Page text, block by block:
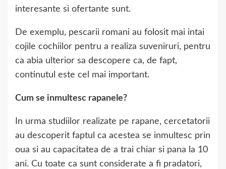
interesante si ofertante sunt.
De exemplu, pescarii romani au folosit mai intai
cojile cochiilor pentru a realiza suveniruri, pentru
ca abia ulterior sa descopere ca, de fapt,
continutul este cel mai important.
Cum se inmultesc rapanele?
In urma studiilor realizate pe rapane, cercetatorii
au descoperit faptul ca acestea se inmultesc prin
oua si au capacitatea de a trai chiar si pana la 10
ani. Cu toate ca sunt considerate a fi pradatori,